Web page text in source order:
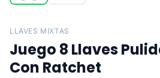
LLAVES MIXTAS
Juego 8 Llaves
Con Ratchet